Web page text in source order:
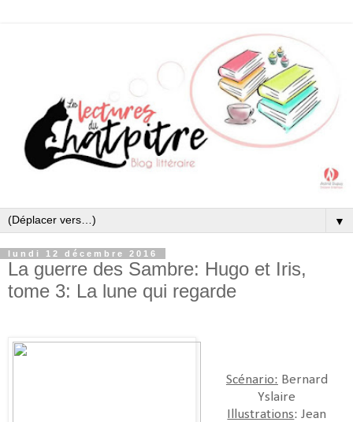
▼
lundi 12 décembre 2016
La guerre des Sambre: Hugo et Iris,
tome 3: La lune qui regarde
Scénario: Bernard
Yslaire
Illustrations: Jean